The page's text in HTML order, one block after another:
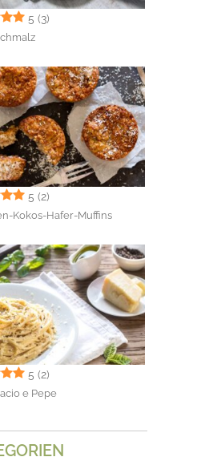
5 (3)
5 (2)
Kokos-Hafer-Muffins
5 (2)
e Pepe